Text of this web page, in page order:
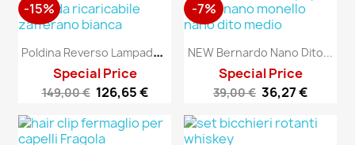
P
Oldina Reverso Lampada...
Special Price
149,00 € 126,65 €
-15%
NEW Bernardo Nano Dito...
Special Price
39,00 € 36,27 €
-7%